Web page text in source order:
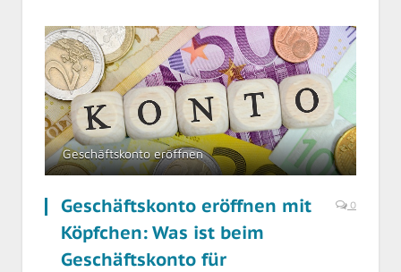
Geschäftskonto eröffnen
Geschäftskonto eröffnen mit
Köpfchen: Was ist beim
Geschäftskonto für
0